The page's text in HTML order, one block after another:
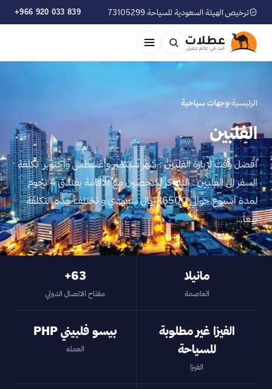
ترخيص الهيئة السعودية للسياحة 73105299 +966 920 033 839
الرئيسية›وجهات سياحية
الفلبين
افضل وقت لزيارة الفلبين : شهر سبتمبر وأغسطس وأكتوبر تكلفة
السفر الى الفلبين : التذاكر لشخصين مع الاقامة بفندق 4 نجوم
لمدة أسبوع حوالي 16500 ريال سعودي و تختلف هذه التكلفة
تبعاً…
مانيلا
العاصمة
‎+63
مفتاح الاتصال الدولي
الفيزا غير مطلوبة
للسياحة
الفيزا
بيسو فلبيني PHP
العمله